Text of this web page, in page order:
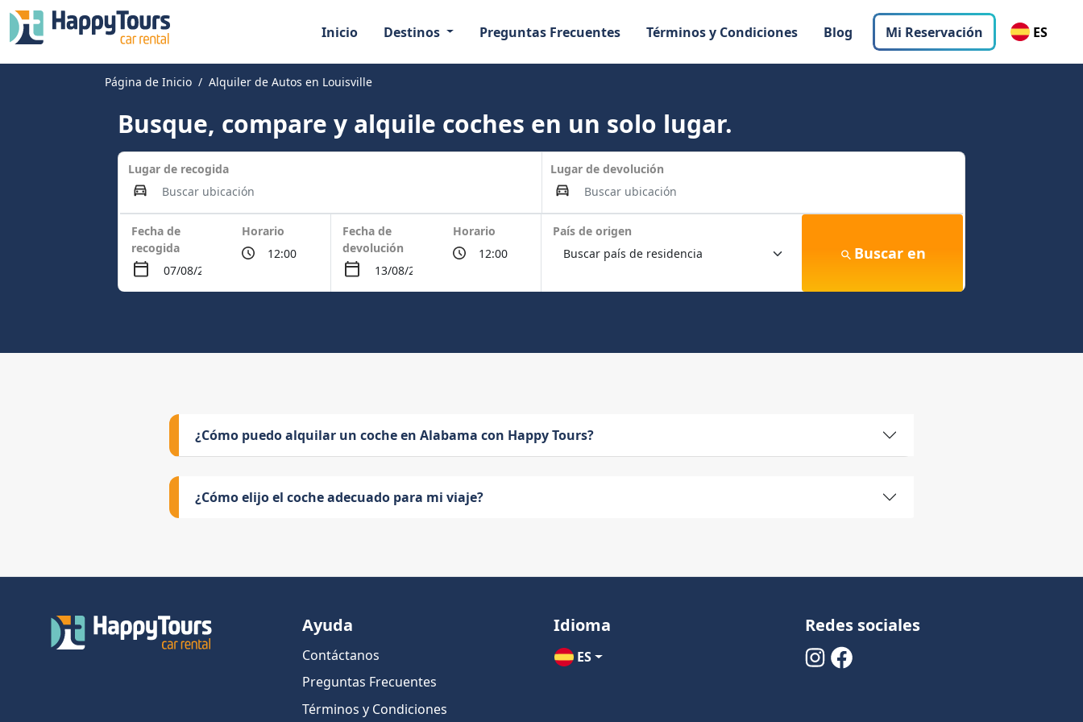
Inicio Destinos Preguntas Frecuentes Términos y Condiciones Blog Mi Reservación ES
Página de Inicio Alquiler de Autos en Louisville
Busque, compare y alquile coches en un solo lugar.
Lugar de recogida Lugar de devolución
Fecha de
recogida
Horario
Fecha de
devolución
Horario País de origen
Buscar en
¿Cómo puedo alquilar un coche en Alabama con Happy Tours?
¿Cómo elijo el coche adecuado para mi viaje?
Ayuda
Contáctanos
Preguntas Frecuentes
Términos y Condiciones
Idioma
ES
Redes sociales